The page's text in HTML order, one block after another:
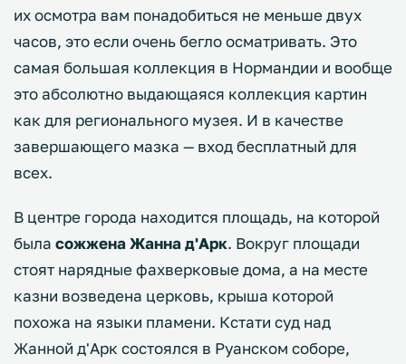
их осмотра вам понадобиться не меньше двух
часов, это если очень бегло осматривать. Это
самая большая коллекция в Нормандии и вообще
это абсолютно выдающаяся коллекция картин
как для регионального музея. И в качестве
завершающего мазка — вход бесплатный для
всех.
В центре города находится площадь, на которой
была сожжена Жанна д'Арк. Вокруг площади
стоят нарядные фахверковые дома, а на месте
казни возведена церковь, крыша которой
похожа на языки пламени. Кстати суд над
Жанной д'Арк состоялся в Руанском соборе,